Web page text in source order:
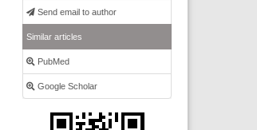
Send email to author
Similar articles
PubMed
Google Scholar